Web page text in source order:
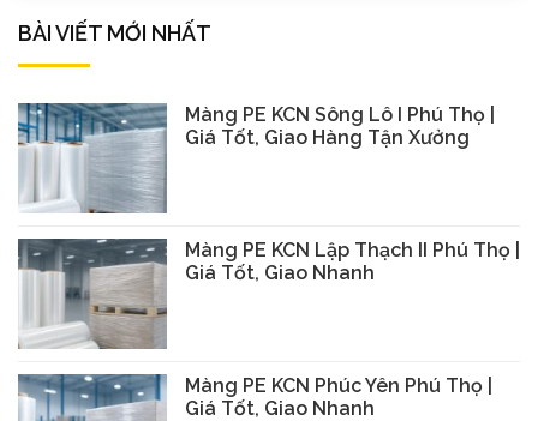
BÀI VIẾT MỚI NHẤT
Màng PE KCN Sông Lô I Phú Thọ |
Giá Tốt, Giao Hàng Tận Xưởng
Màng PE KCN Lập Thạch II Phú Thọ |
Giá Tốt, Giao Nhanh
Màng PE KCN Phúc Yên Phú Thọ |
Giá Tốt, Giao Nhanh